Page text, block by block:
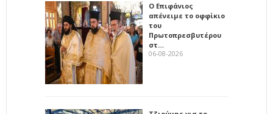
Ο Επιφάνιος
απένειμε το οφφίκιο
του
Πρωτοπρεσβυτέρου
στ…
06-08-2026